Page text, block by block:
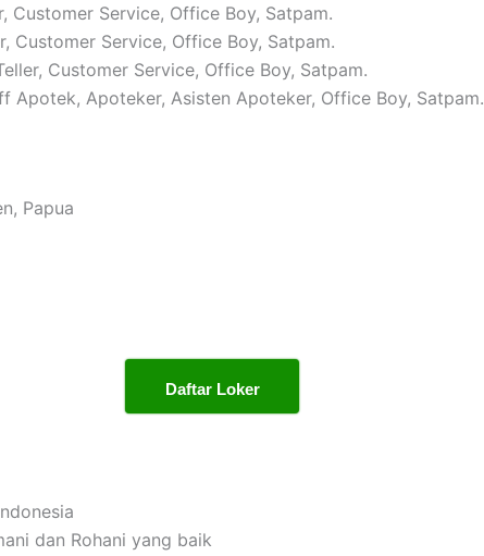
Customer Service, Office Boy, Satpam.
Customer Service, Office Boy, Satpam.
Customer Service, Office Boy, Satpam.
Apotek, Apoteker, Asisten Apoteker, Office Boy, Satpam.
Papua
Daftar Loker
dan Rohani yang baik